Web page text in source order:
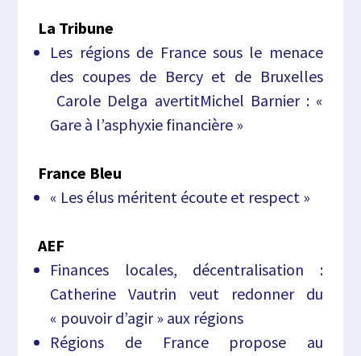
La Tribune
Les régions de France sous le menace
des coupes de Bercy et de Bruxelles
Carole Delga avertitMichel Barnier : «
Gare à l’asphyxie financière »
France Bleu
« Les élus méritent écoute et respect »
AEF
Finances locales, décentralisation :
Catherine Vautrin veut redonner du
« pouvoir d’agir » aux régions
Régions de France propose au